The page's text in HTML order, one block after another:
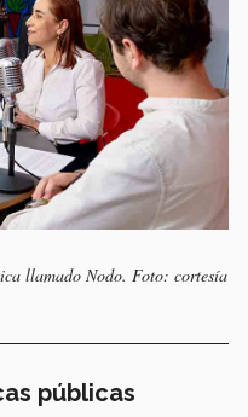
llamado Nodo. Foto: cortesía
públicas